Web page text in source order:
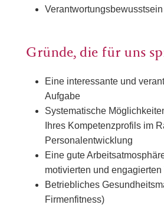
Gründe, die für uns
Eine interessante und
Aufgabe
Systematische
Ihres Kompetenzprofils im
Personalentwicklung
Eine gute
motivierten und engagierten
Betriebliches
Firmenfitness)